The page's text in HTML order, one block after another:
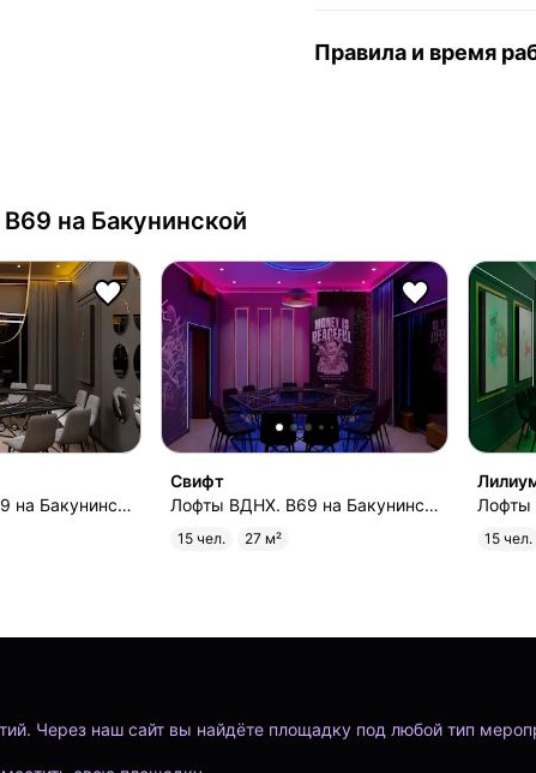
Правила и время
на Бакунинской
Лофты ВДНХ. B69 на Бакунинской
Свифт
Лофты ВДНХ. B69 на Бакунинской
15 чел. 27 м² 15 чел.
Через наш сайт вы найдёте площадку под любой тип